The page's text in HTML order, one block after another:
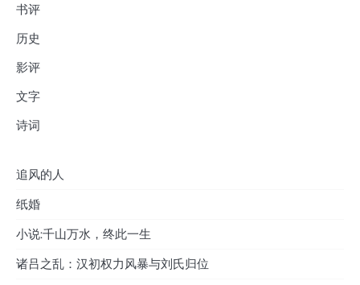
书评
历史
影评
文字
诗词
追风的人
纸婚
小说:千山万水，终此一生
诸吕之乱：汉初权力风暴与刘氏归位